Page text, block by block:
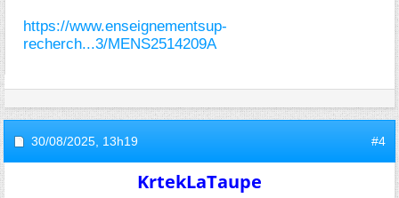
https://www.enseignementsup-
recherch...3/MENS2514209A
30/08/2025, 13h19 #4
KrtekLaTaupe